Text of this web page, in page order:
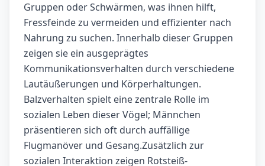
Gruppen oder Schwärmen, was ihnen hilft,
Fressfeinde zu vermeiden und effizienter nach
Nahrung zu suchen. Innerhalb dieser Gruppen
zeigen sie ein ausgeprägtes
Kommunikationsverhalten durch verschiedene
Lautäußerungen und Körperhaltungen.
Balzverhalten spielt eine zentrale Rolle im
sozialen Leben dieser Vögel; Männchen
präsentieren sich oft durch auffällige
Flugmanöver und Gesang.Zusätzlich zur
sozialen Interaktion zeigen Rotsteiß-